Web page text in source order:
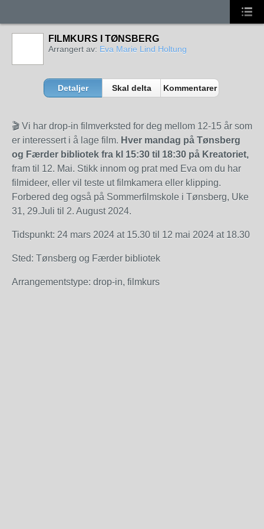
FILMKURS I TØNSBERG
Arrangert av: Eva Marie Lind Holtung
Detaljer Skal delta Kommentarer
🎬 Vi har drop-in filmverksted for deg mellom 12-15 år som
er interessert i å lage film. Hver mandag på Tønsberg
og Færder bibliotek fra kl 15:30 til 18:30 på Kreatoriet,
fram til 12. Mai. Stikk innom og prat med Eva om du har
filmideer, eller vil teste ut filmkamera eller klipping.
Forbered deg også på Sommerfilmskole i Tønsberg, Uke
31, 29.Juli til 2. August 2024.
Tidspunkt: 24 mars 2024 at 15.30 til 12 mai 2024 at 18.30
Sted: Tønsberg og Færder bibliotek
Arrangementstype: drop-in, filmkurs